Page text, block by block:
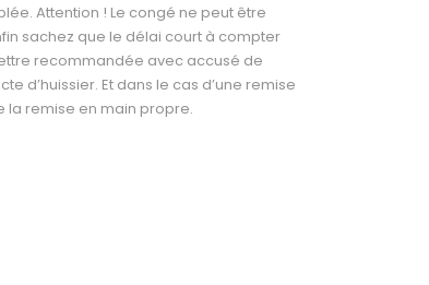
Attention ! Le congé ne peut être
sachez que le délai court à compter
recommandée avec accusé de
d’huissier. Et dans le cas d’une remise
la remise en main propre.